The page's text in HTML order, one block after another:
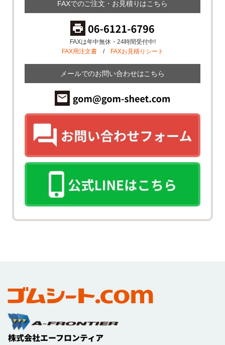
FAXでのご注文・お見積りはこちら
FAXは年中無休・24時間受付中!
FAX用注文書/ FAXお見積りシート
メールでのお問い合わせはこちら